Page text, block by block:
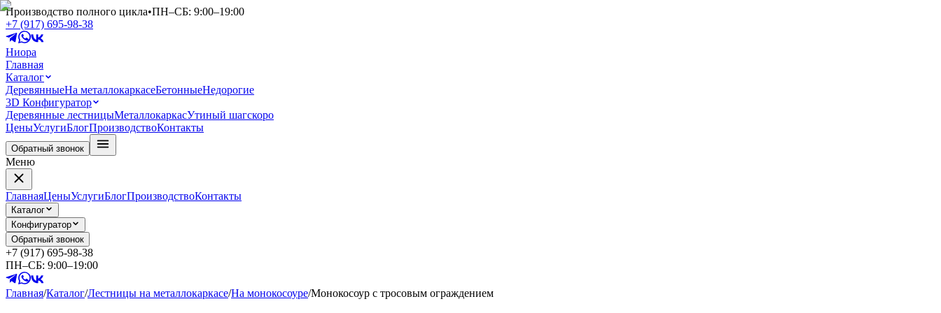
Производство полного цикла•ПН–СБ: 9:00–19:00
+7 (917) 695-98-38
Ниора
Главная
Каталог
ДеревянныеНа металлокаркасеБетонныеНедорогие
3D Конфигуратор
Деревянные лестницыМеталлокаркасУтиный шагскоро
ЦеныУслугиБлогПроизводствоКонтакты
Обратный звонок
Меню
ГлавнаяЦеныУслугиБлогПроизводствоКонтакты
Каталог
Конфигуратор
Обратный звонок
+7 (917) 695-98-38
ПН–СБ: 9:00–19:00
Главная/Каталог/Лестницы на металлокаркасе/На монокосоуре/Монокосоур с тросовым ограждением